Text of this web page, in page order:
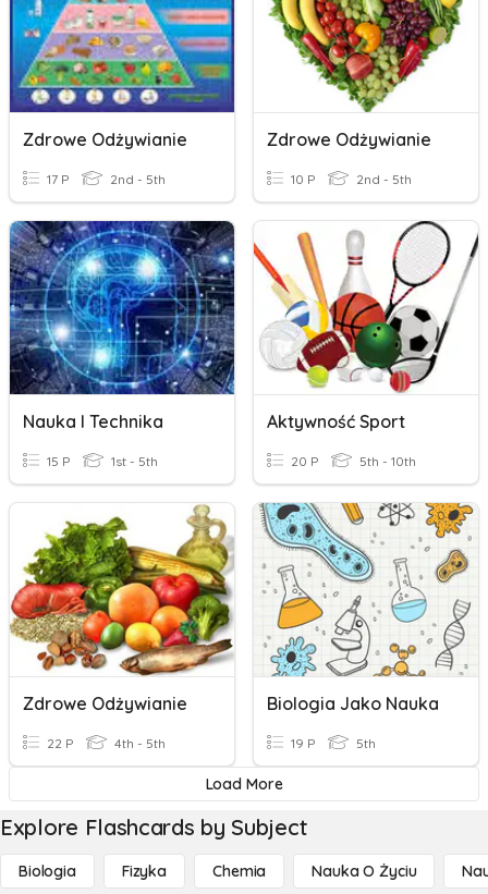
Zdrowe Odżywianie
17 P 2nd - 5th
Zdrowe Odżywianie
10 P 2nd - 5th
Nauka I Technika
15 P 1st - 5th
Aktywność Sport
20 P 5th - 10th
Zdrowe Odżywianie
22 P 4th - 5th
Biologia Jako Nauka
19 P 5th
Load More
Explore Flashcards by Subject
Biologia Fizyka Chemia Nauka O Życiu